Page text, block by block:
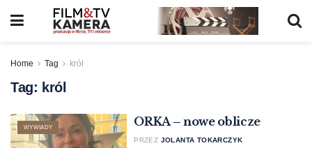
Home Tag król
Tag: król
WYWIADY ORKA – nowe oblicze
PRZEZ JOLANTA TOKARCZYK